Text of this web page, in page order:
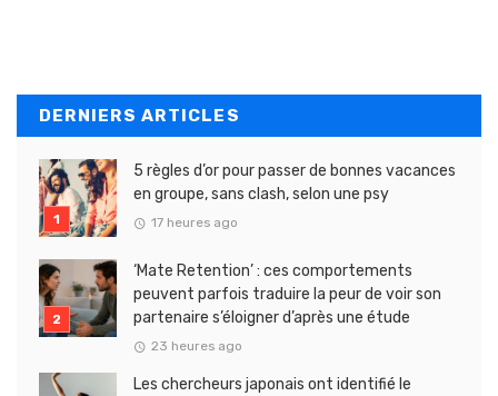
DERNIERS ARTICLES
5 règles d’or pour passer de bonnes vacances
en groupe, sans clash, selon une psy
17 heures ago
‘Mate Retention’ : ces comportements
peuvent parfois traduire la peur de voir son
partenaire s’éloigner d’après une étude
23 heures ago
Les chercheurs japonais ont identifié le